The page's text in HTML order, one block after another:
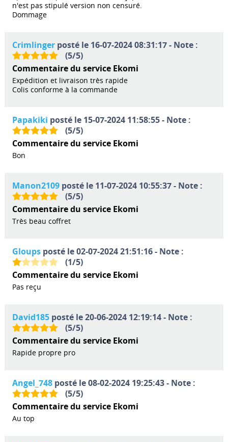
n'est pas stipulé version non censuré.
Dommage
Crimlingerposté le 16-07-2024 08:31:17 - Note :
(5/5)
Commentaire du service Ekomi
Expédition et livraison très rapide
Colis conforme à la commande
Papakiki posté le 15-07-2024 11:58:55 - Note :
(5/5)
Commentaire du service Ekomi
Bon
Manon2109posté le 11-07-2024 10:55:37 - Note :
(5/5)
Commentaire du service Ekomi
Très beau coffret
Gloupsposté le 02-07-2024 21:51:16 - Note :
(1/5)
Commentaire du service Ekomi
Pas reçu
David185posté le 20-06-2024 12:19:14 - Note :
(5/5)
Commentaire du service Ekomi
Rapide propre pro
Angel_748posté le 08-02-2024 19:25:43 - Note :
(5/5)
Commentaire du service Ekomi
Au top